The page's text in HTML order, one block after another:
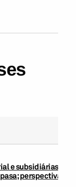
e subsidiárias
perspectiva